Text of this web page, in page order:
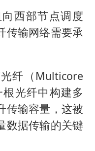
西部节点调度
传输网络需要承
纤（Multicore
光纤中构建多
传输容量，这被
数据传输的关键